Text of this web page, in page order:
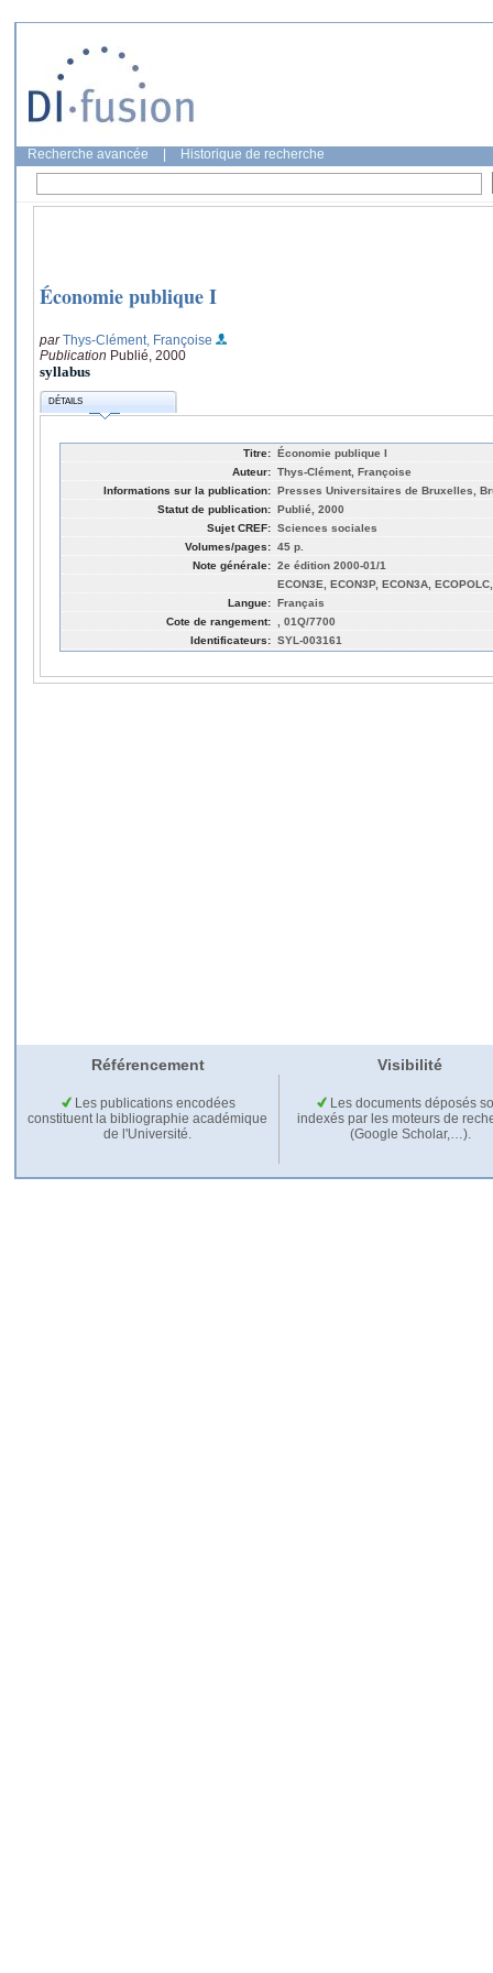
Recherche avancée Historique de recherche
Économie publique I
parThys-Clément, Françoise
Publication Publié, 2000
syllabus
DÉTAILS
Titre: Économie publique I
Auteur: Thys-Clément, Françoise
Informations sur la publication: Presses Universitaires de Bruxelles,
Statut de publication: Publié, 2000
Sujet CREF: Sciences sociales
Volumes/pages: 45 p.
Note générale: 2e édition 2000-01/1
ECON3E, ECON3P, ECON3A,
Langue: Français
Cote de rangement:
, 01Q/7700
Identificateurs: SYL-003161
Référencement Visibilité
Les publications encodées
constituent la bibliographie académique
de l'Université.
Les documents déposés
indexés par les moteurs de
(Google Scholar,…).